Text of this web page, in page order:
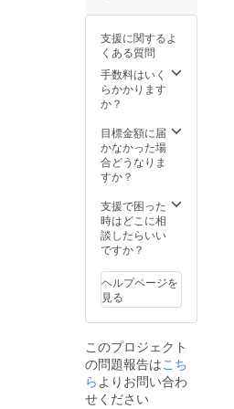
支援に関するよ
くある質問
手数料はいく
らかかります
か？
目標金額に届
かなかった場
合どうなりま
すか？
支援で困った
時はどこに相
談したらいい
ですか？
ヘルプページを
見る
このプロジェクト
の問題報告はこち
らよりお問い合わ
せください